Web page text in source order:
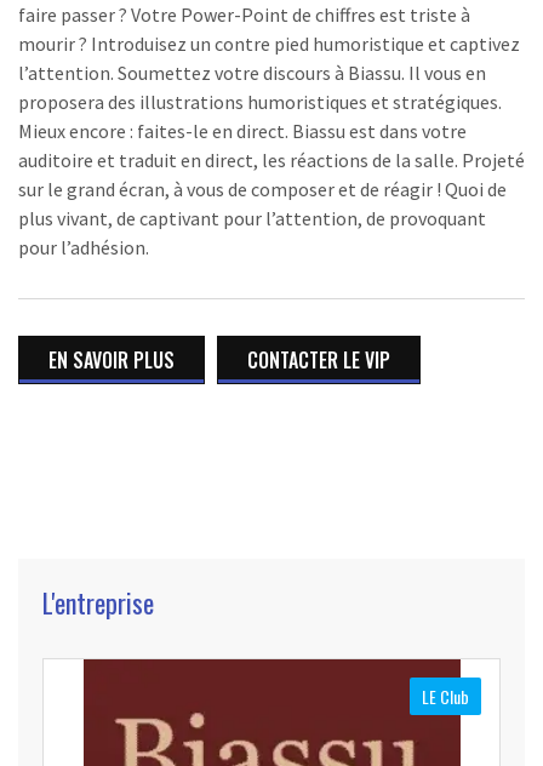
faire passer ? Votre Power-Point de chiffres est triste à
mourir ? Introduisez un contre pied humoristique et captivez
l’attention. Soumettez votre discours à Biassu. Il vous en
proposera des illustrations humoristiques et stratégiques.
Mieux encore : faites-le en direct. Biassu est dans votre
auditoire et traduit en direct, les réactions de la salle. Projeté
sur le grand écran, à vous de composer et de réagir ! Quoi de
plus vivant, de captivant pour l’attention, de provoquant
pour l’adhésion.
EN SAVOIR PLUS CONTACTER LE VIP
L'entreprise
LE Club